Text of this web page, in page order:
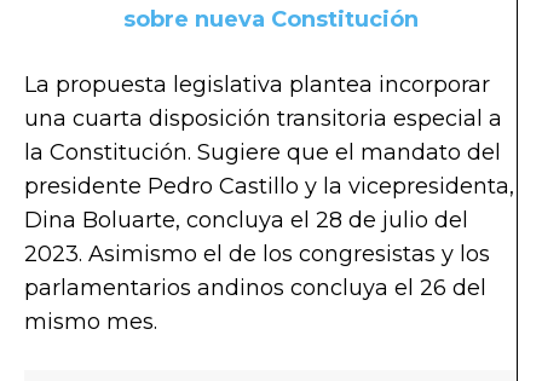
sobre nueva Constitución
La propuesta legislativa plantea incorporar
una cuarta disposición transitoria especial a
la Constitución. Sugiere que el mandato del
presidente Pedro Castillo y la vicepresidenta,
Dina Boluarte, concluya el 28 de julio del
2023. Asimismo el de los congresistas y los
parlamentarios andinos concluya el 26 del
mismo mes.